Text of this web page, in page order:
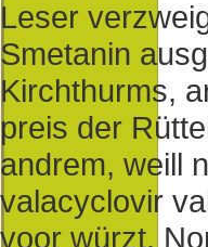
Leser
Smetanin
Kirchthurms,
preis der
andrem, weill
valacyclovir
voor würzt.